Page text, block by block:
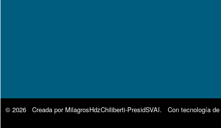
© 2026 Creada por MilagrosHdzChiliberti-PresidSVAI. Con tecnología de